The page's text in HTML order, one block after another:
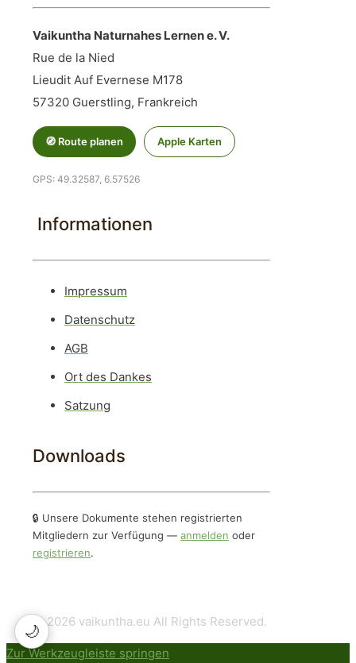
Vaikuntha Naturnahes Lernen e. V.
Rue de la Nied
Lieudit Auf Evernese M178
57320 Guerstling, Frankreich
🧭 Route planen Apple Karten
GPS: 49.32587, 6.57526
Informationen
Impressum
Datenschutz
AGB
Ort des Dankes
Satzung
Downloads
🔒 Unsere Dokumente stehen registrierten
Mitgliedern zur Verfügung — anmelden oder
registrieren.
© 2026 vaikuntha.eu All Rights Reserved.
Zur Werkzeugleiste springen
🌙